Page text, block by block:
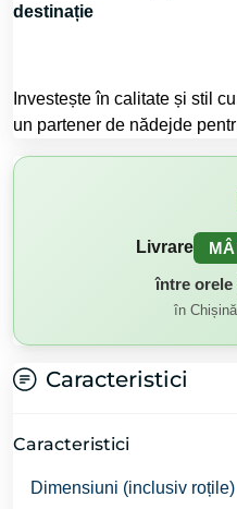
destinație
Investește în calitate și stil
un partener de nădejde
Livrare
între orele
în
Caracteristici
Caracteristici
Dimensiuni (inclusiv roțile)